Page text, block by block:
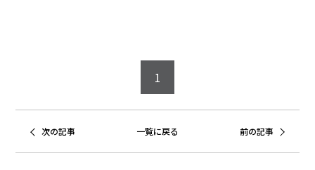
1
次の記事 一覧に戻る 前の記事